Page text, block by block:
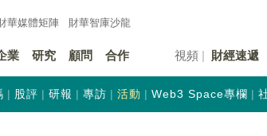
華媒體矩陣 財華智庫沙龍
業 研究 顧問 合作 視頻 財經速遞
股評 研報 專訪 活動 Web3 Space專欄